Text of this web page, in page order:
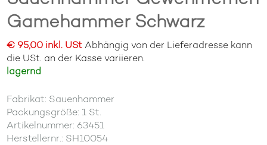
Gamehammer Schwarz
€ 95,00 inkl. UStAbhängig von der Lieferadresse kann
die USt. an der Kasse variieren.
lagernd
Fabrikat: Sauenhammer
Packungsgröße: 1 St.
Artikelnummer: 63451
Herstellernr.: SH10054